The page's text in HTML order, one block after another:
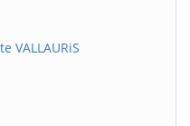
VALLAURiS